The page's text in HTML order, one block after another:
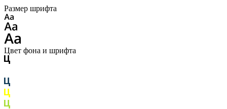
Размер шрифта
Цвет фона и шрифта